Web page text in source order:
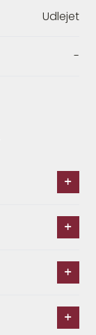
Udlejet
-